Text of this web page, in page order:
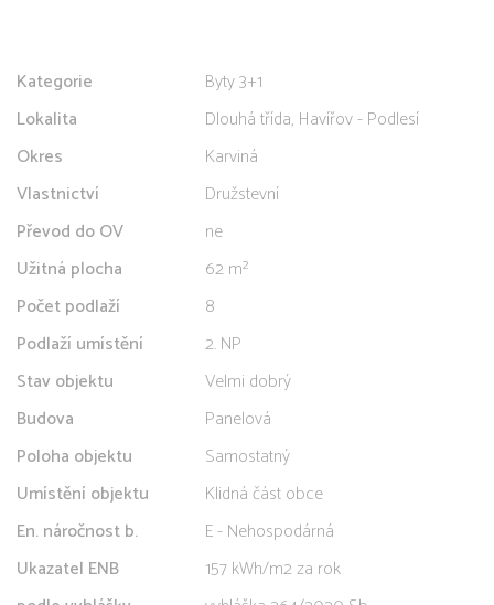
Kategorie
Byty 3+1
Lokalita
Dlouhá třída, Havířov - Podlesí
Okres
Karviná
Vlastnictví
Družstevní
Převod do OV
ne
Užitná plocha
62 m²
Počet podlaží
8
Podlaží umístění
2. NP
Stav objektu
Velmi dobrý
Budova
Panelová
Poloha objektu
Samostatný
Umístění objektu
Klidná část obce
En. náročnost b.
E - Nehospodárná
Ukazatel ENB
157 kWh/m2 za rok